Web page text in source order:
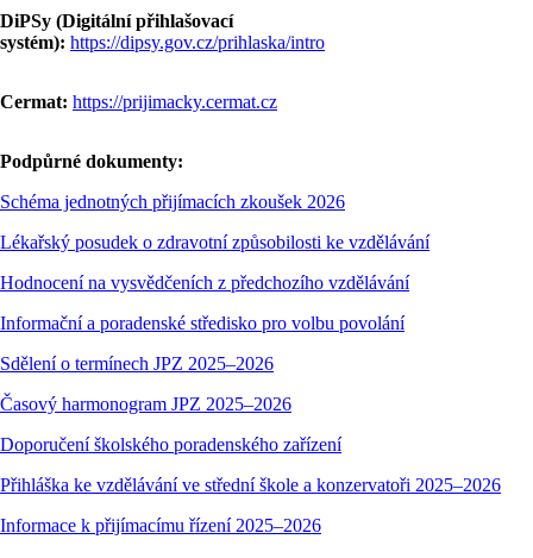
DiPSy (Digitální přihlašovací
systém): https://dipsy.gov.cz/prihlaska/intro
Cermat: https://prijimacky.cermat.cz
Podpůrné dokumenty:
Schéma jednotných přijímacích zkoušek 2026
Lékařský posudek o zdravotní způsobilosti ke vzdělávání
Hodnocení na vysvědčeních z předchozího vzdělávání
Informační a poradenské středisko pro volbu povolání
Sdělení o termínech JPZ 2025–2026
Časový harmonogram JPZ 2025–2026
Doporučení školského poradenského zařízení
Přihláška ke vzdělávání ve střední škole a konzervatoři 2025–2026
Informace k přijímacímu řízení 2025–2026